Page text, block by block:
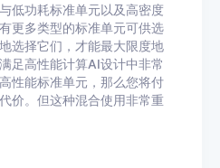
低功耗标准单元以及高密度
更多类型的标准单元可供选
选择它们，才能最大限度地
足高性能计算AI设计中非常
性能标准单元，那么您将付
价。但这种混合使用非常重